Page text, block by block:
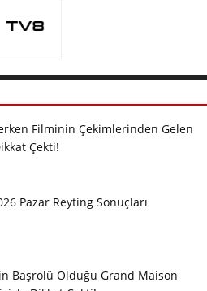
Filminin Çekimlerinden Gelen
Çekti!
Pazar Reyting Sonuçları
Başrolü Olduğu Grand Maison